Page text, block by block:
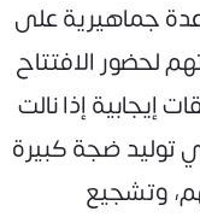
جماهيرية على
لحضور الافتتاح
إيجابية إذا نالت
توليد ضجة كبيرة
وتشجيع